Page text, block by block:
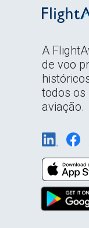
A
de voo
todos os
aviação.